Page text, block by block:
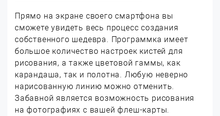
Прямо на экране своего смартфона вы
сможете увидеть весь процесс создания
собственного шедевра. Программка имеет
большое количество настроек кистей для
рисования, а также цветовой гаммы, как
карандаша, так и полотна. Любую неверно
нарисованную линию можно отменить.
Забавной является возможность рисования
на фотографиях с вашей флеш-карты.